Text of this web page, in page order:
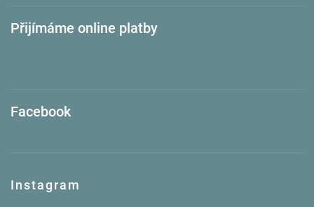
Přijímáme online platby
Facebook
Instagram